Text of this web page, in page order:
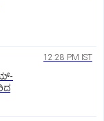
12:28 PM IST